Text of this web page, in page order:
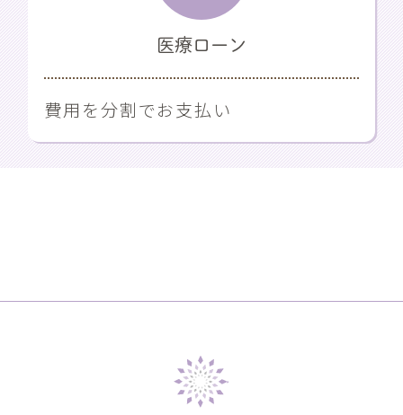
医療ローン
費用を分割でお支払い